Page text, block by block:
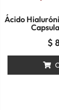
Ácido
$